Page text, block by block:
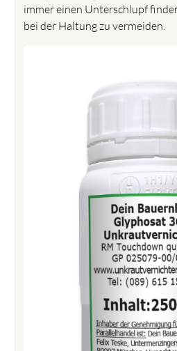
immer einen Unterschlupf
bei der Haltung zu vermeiden.